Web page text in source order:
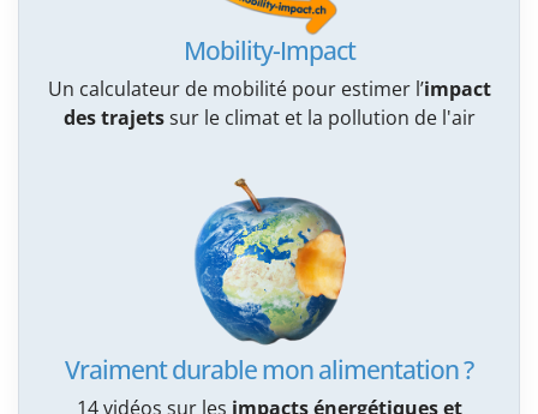
Mobility-Impact
Un calculateur de mobilité pour estimer l’impact
des trajetssur le climat et la pollution de l'air
Vraiment durable mon alimentation ?
14 vidéos sur les impacts énergétiques et